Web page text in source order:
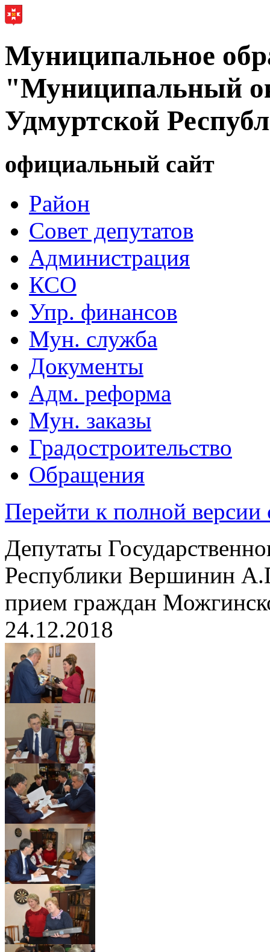
Муниципальное
"Муниципальный
Удмуртской
официальный сайт
Район
Совет депутатов
Администрация
КСО
Упр. финансов
Мун. служба
Документы
Адм. реформа
Мун. заказы
Градостроительство
Обращения
Перейти к полной версии
Депутаты
Республики Вершинин
прием граждан
24.12.2018